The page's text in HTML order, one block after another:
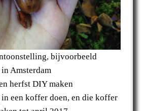
bijvoorbeeld
Amsterdam
herfst DIY maken
een koffer doen, en die koffer